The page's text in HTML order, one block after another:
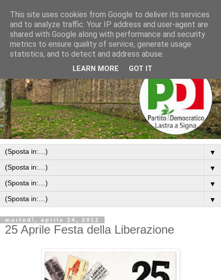
▼
▼
▼
▼
martedì, aprile 24, 2012
25 Aprile Festa della Liberazione
This site uses cookies from Google to deliver its services
and to analyze traffic. Your IP address and user-agent are
shared with Google along with performance and security
metrics to ensure quality of service, generate usage
statistics, and to detect and address abuse.
LEARN MORE GOT IT